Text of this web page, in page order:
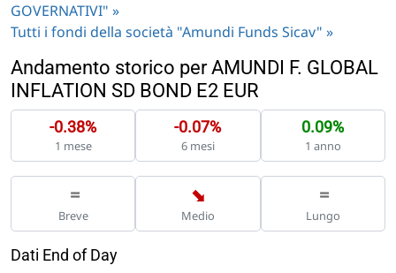
GOVERNATIVI" »
Tutti i fondi della società "Amundi Funds Sicav" »
Andamento storico per AMUNDI F. GLOBAL
INFLATION SD BOND E2 EUR
-0.38%
1 mese
-0.07%
6 mesi
0.09%
1 anno
=
Breve
➡
Medio
=
Lungo
Dati End of Day